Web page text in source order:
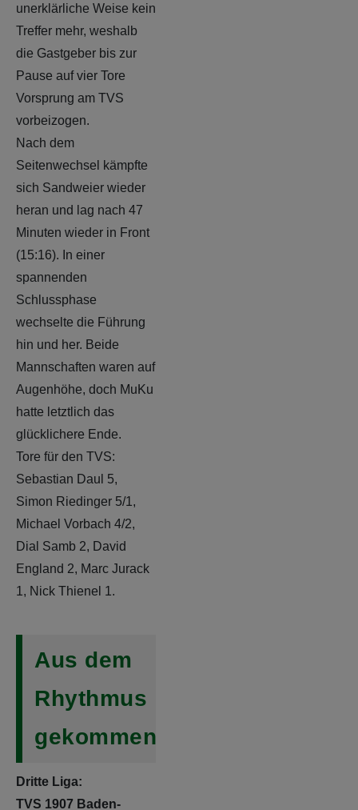
unerklärliche Weise kein
Treffer mehr, weshalb
die Gastgeber bis zur
Pause auf vier Tore
Vorsprung am TVS
vorbeizogen.
Nach dem
Seitenwechsel kämpfte
sich Sandweier wieder
heran und lag nach 47
Minuten wieder in Front
(15:16). In einer
spannenden
Schlussphase
wechselte die Führung
hin und her. Beide
Mannschaften waren auf
Augenhöhe, doch MuKu
hatte letztlich das
glücklichere Ende.
Tore für den TVS:
Sebastian Daul 5,
Simon Riedinger 5/1,
Michael Vorbach 4/2,
Dial Samb 2, David
England 2, Marc Jurack
1, Nick Thienel 1.
Aus dem
Rhythmus
gekommen...
Dritte Liga:
TVS 1907 Baden-